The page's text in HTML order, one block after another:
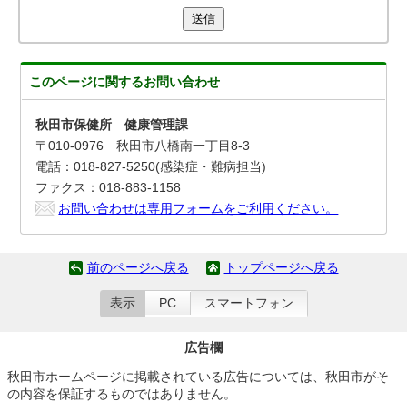
送信
このページに関するお問い合わせ
秋田市保健所 健康管理課
〒010-0976 秋田市八橋南一丁目8-3
電話：018-827-5250(感染症・難病担当)
ファクス：018-883-1158
お問い合わせは専用フォームをご利用ください。
前のページへ戻る トップページへ戻る
表示 PC スマートフォン
広告欄
秋田市ホームページに掲載されている広告については、秋田市がそ
の内容を保証するものではありません。